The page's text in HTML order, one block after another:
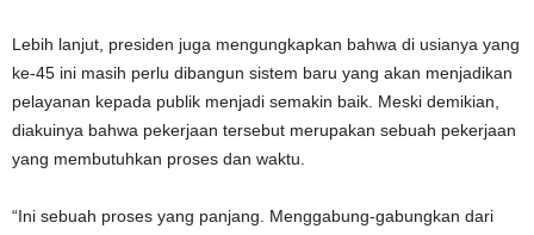
Lebih lanjut, presiden juga mengungkapkan bahwa di usianya yang
ke-45 ini masih perlu dibangun sistem baru yang akan menjadikan
pelayanan kepada publik menjadi semakin baik. Meski demikian,
diakuinya bahwa pekerjaan tersebut merupakan sebuah pekerjaan
yang membutuhkan proses dan waktu.
“Ini sebuah proses yang panjang. Menggabung-gabungkan dari